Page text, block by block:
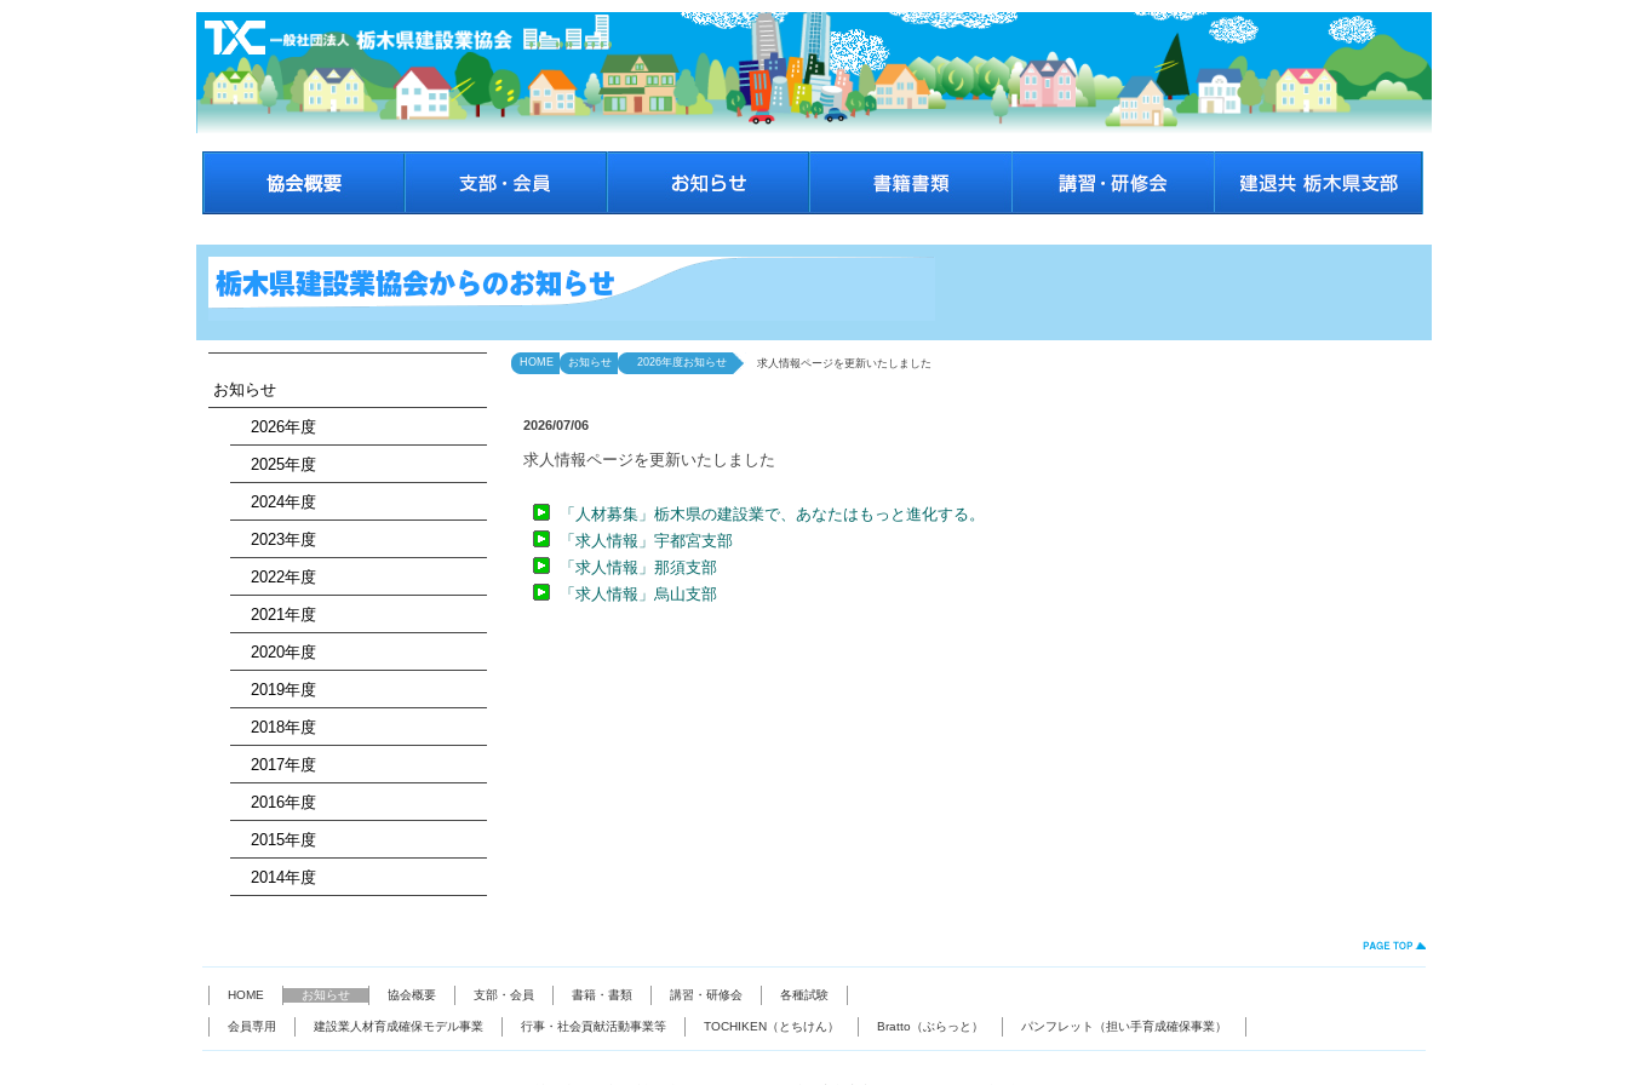
お知らせ
2026年度
2025年度
2024年度
2023年度
2022年度
2021年度
2020年度
2019年度
2018年度
2017年度
2016年度
2015年度
2014年度
HOME お知らせ 2026年度お知らせ 求人情報ページを更新いたしました
2026/07/06
求人情報ページを更新いたしました
「人材募集」栃木県の建設業で、あなたはもっと進化する。
「求人情報」宇都宮支部
「求人情報」那須支部
「求人情報」烏山支部
HOME お知らせ 協会概要 支部・会員 書籍・書類 講習・研修会 各種試験
会員専用 建設業人材育成確保モデル事業 行事・社会貢献活動事業等 TOCHIKEN（とちけん） Bratto（ぶらっと） パンフレット（担い手育成確保事業）